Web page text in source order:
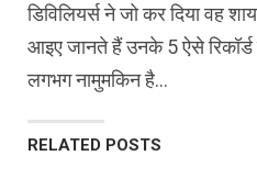
डिविलियर्स ने जो कर दिया वह
आइए जानते हैं उनके 5 ऐसे रिकॉर्ड
लगभग नामुमकिन है…
RELATED POSTS